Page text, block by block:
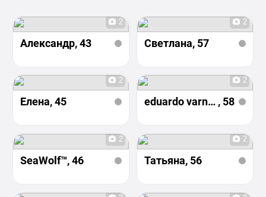
2
Александр, 43
2
Светлана, 57
2
Елена, 45
2
eduardo varnelo , 58
2
SeaWolf™, 46
2
Татьяна, 56